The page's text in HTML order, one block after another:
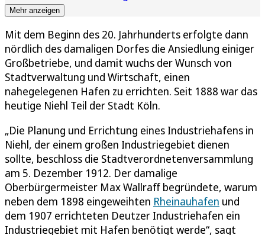
Mehr anzeigen
Mit dem Beginn des 20. Jahrhunderts erfolgte dann
nördlich des damaligen Dorfes die Ansiedlung einiger
Großbetriebe, und damit wuchs der Wunsch von
Stadtverwaltung und Wirtschaft, einen
nahegelegenen Hafen zu errichten. Seit 1888 war das
heutige Niehl Teil der Stadt Köln.
„Die Planung und Errichtung eines Industriehafens in
Niehl, der einem großen Industriegebiet dienen
sollte, beschloss die Stadtverordnetenversammlung
am 5. Dezember 1912. Der damalige
Oberbürgermeister Max Wallraff begründete, warum
neben dem 1898 eingeweihten Rheinauhafen und
dem 1907 errichteten Deutzer Industriehafen ein
Industriegebiet mit Hafen benötigt werde“, sagt